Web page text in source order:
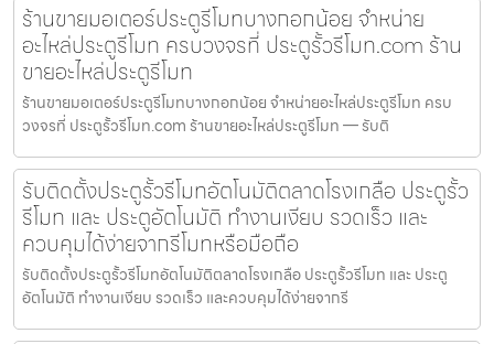
ร้านขายมอเตอร์ประตูรีโมทบางกอกน้อย จำหน่าย
อะไหล่ประตูรีโมท ครบวงจรที่ ประตูรั้วรีโมท.com ร้าน
ขายอะไหล่ประตูรีโมท
ร้านขายมอเตอร์ประตูรีโมทบางกอกน้อย จำหน่ายอะไหล่ประตูรีโมท ครบ
วงจรที่ ประตูรั้วรีโมท.com ร้านขายอะไหล่ประตูรีโมท — รับติ
รับติดตั้งประตูรั้วรีโมทอัตโนมัติตลาดโรงเกลือ ประตูรั้ว
รีโมท และ ประตูอัตโนมัติ ทำงานเงียบ รวดเร็ว และ
ควบคุมได้ง่ายจากรีโมทหรือมือถือ
รับติดตั้งประตูรั้วรีโมทอัตโนมัติตลาดโรงเกลือ ประตูรั้วรีโมท และ ประตู
อัตโนมัติ ทำงานเงียบ รวดเร็ว และควบคุมได้ง่ายจากรี